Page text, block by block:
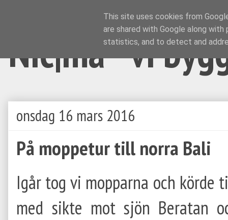
Nic|ma - vi
onsdag 16 mars 2016
På moppetur till norra Bali
Igår tog vi mopparna och körde
med sikte mot sjön Beratan
This site uses cookies from
are shared with Google along
statistics, and to detect and